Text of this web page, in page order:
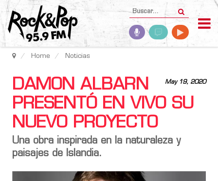
Home Noticias
May 19, 2020
DAMON ALBARN
PRESENTÓ EN VIVO SU
NUEVO PROYECTO
Una obra inspirada en la naturaleza y
paisajes de Islandia.